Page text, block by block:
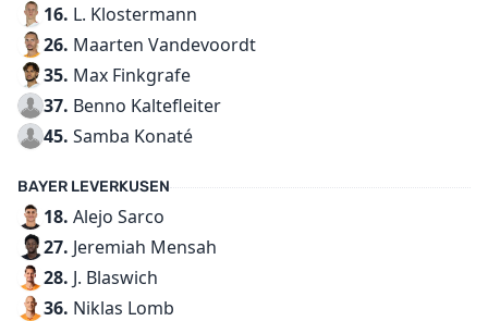
16. L. Klostermann
26. Maarten Vandevoordt
35. Max Finkgrafe
37. Benno Kaltefleiter
45. Samba Konaté
BAYER LEVERKUSEN
18. Alejo Sarco
27. Jeremiah Mensah
28. J. Blaswich
36. Niklas Lomb